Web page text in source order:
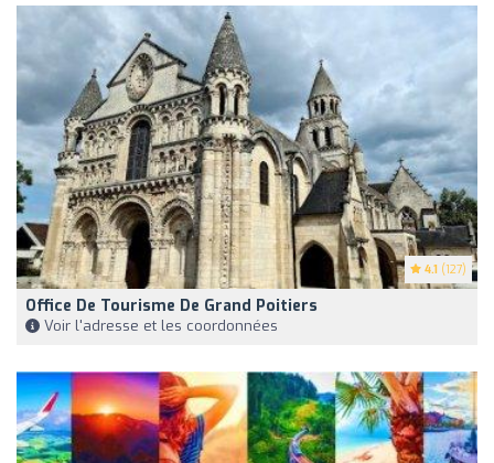
4.1 (127)
Office De Tourisme De Grand Poitiers
Voir l'adresse et les coordonnées